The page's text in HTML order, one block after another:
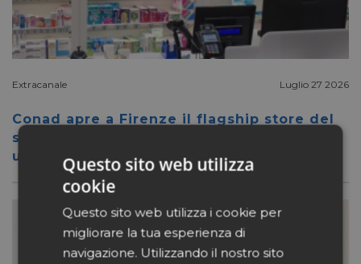
Extracanale Luglio 27 2026
Conad apre a Firenze il flagship store del
suo nuovo format Benessity: sei negozi in
uno, parafarmacia compresa
Questo sito web utilizza
cookie
Questo sito web utilizza i cookie per
migliorare la tua esperienza di
navigazione. Utilizzando il nostro sito